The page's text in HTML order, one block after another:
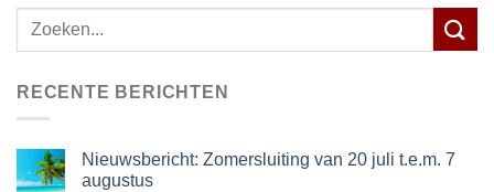
Zoeken
naar:
RECENTE BERICHTEN
Nieuwsbericht: Zomersluiting van 20 juli t.e.m. 7
augustus